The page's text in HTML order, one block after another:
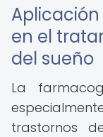
en el
del sueño
La
trastornos